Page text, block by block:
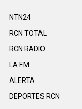
NTN24
RCN TOTAL
RCN RADIO
LA F.M.
ALERTA
DEPORTES RCN